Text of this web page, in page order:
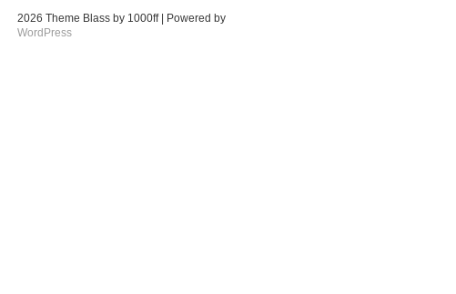
2026 Theme Blass by 1000ff | Powered by
WordPress